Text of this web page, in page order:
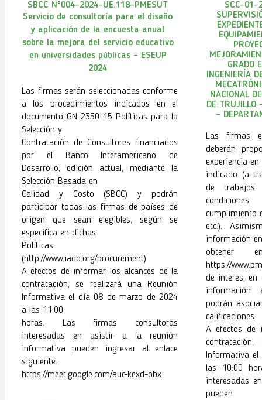
SBCC N°004-2024-UE.118-PMESUT
Servicio de consultoría para el diseño
y aplicación de la encuesta anual
sobre la mejora del servicio educativo
en universidades públicas – ESEUP
2024
Las firmas serán seleccionadas conforme
a los procedimientos indicados en el
documento GN-2350-15 Políticas para la
Selección y
Contratación de Consultores financiados
por el Banco Interamericano de
Desarrollo, edición actual, mediante la
Selección Basada en
Calidad y Costo (SBCC) y podrán
participar todas las firmas de países de
origen que sean elegibles, según se
especifica en dichas
Políticas
(http://www.iadb.org/procurement).
A efectos de informar los alcances de la
contratación, se realizará una Reunión
Informativa el día 08 de marzo de 2024
a las 11:00
horas. Las firmas consultoras
interesadas en asistir a la reunión
informativa pueden ingresar al enlace
siguiente:
https://meet.google.com/auc-kexd-obx
SCC-01-
GRADO
INGENIERÍA
NACIONAL
DE TRUJILLO
-
Las firmas
deberán
experiencia
indicado (a
de trabajos
cumplimiento
etc.).
información
obtener
https://
de-interes, en
información
podrán
calificaciones.
A efectos de
Informativa
las 10:00
interesadas